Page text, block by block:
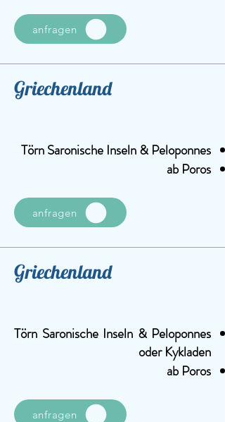
anfragen
Griechenland
Törn Saronische Inseln & Peloponnes
ab Poros
anfragen
Griechenland
Törn Saronische Inseln & Peloponnes
oder Kykladen
ab Poros
anfragen